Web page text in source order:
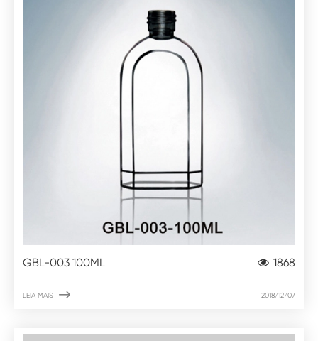
GBL-003 100ML 1868
LEIA MAIS  2018/12/07